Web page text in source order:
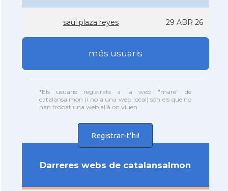
saul plaza reyes 29 ABR 26
més usuaris
*Els usuaris registrats a la web "mare" de
catalansalmon (i no a una web local) són els que no
han trobat una web allà on viuen
Registrar-t'hi!
Darreres webs de catalansalmon